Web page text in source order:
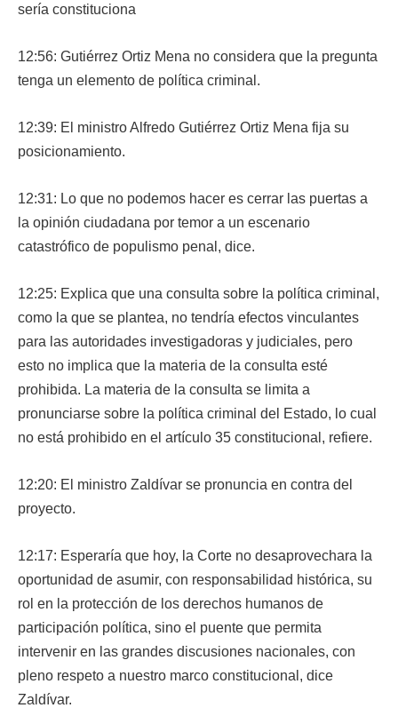
sería constituciona
12:56: Gutiérrez Ortiz Mena no considera que la pregunta
tenga un elemento de política criminal.
12:39: El ministro Alfredo Gutiérrez Ortiz Mena fija su
posicionamiento.
12:31: Lo que no podemos hacer es cerrar las puertas a
la opinión ciudadana por temor a un escenario
catastrófico de populismo penal, dice.
12:25: Explica que una consulta sobre la política criminal,
como la que se plantea, no tendría efectos vinculantes
para las autoridades investigadoras y judiciales, pero
esto no implica que la materia de la consulta esté
prohibida. La materia de la consulta se limita a
pronunciarse sobre la política criminal del Estado, lo cual
no está prohibido en el artículo 35 constitucional, refiere.
12:20: El ministro Zaldívar se pronuncia en contra del
proyecto.
12:17: Esperaría que hoy, la Corte no desaprovechara la
oportunidad de asumir, con responsabilidad histórica, su
rol en la protección de los derechos humanos de
participación política, sino el puente que permita
intervenir en las grandes discusiones nacionales, con
pleno respeto a nuestro marco constitucional, dice
Zaldívar.